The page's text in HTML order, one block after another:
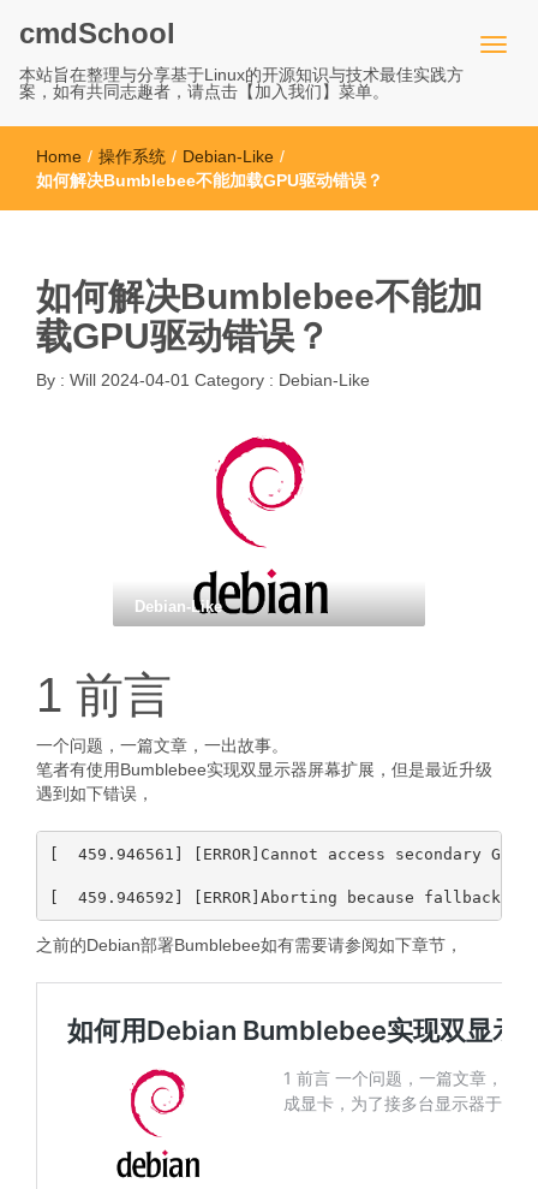
cmdSchool
本站旨在整理与分享基于Linux的开源知识与技术最佳实践方
案，如有共同志趣者，请点击【加入我们】菜单。
Home / 操作系统 / Debian-Like /
如何解决Bumblebee不能加载GPU驱动错误？
如何解决Bumblebee不能加
载GPU驱动错误？
By : Will 2024-04-01 Category : Debian-Like
Debian-Like
1 前言
一个问题，一篇文章，一出故事。
笔者有使用Bumblebee实现双显示器屏幕扩展，但是最近升级
遇到如下错误，
[  459.946561] [ERROR]Cannot access secondary
之前的Debian部署Bumblebee如有需要请参阅如下章节，